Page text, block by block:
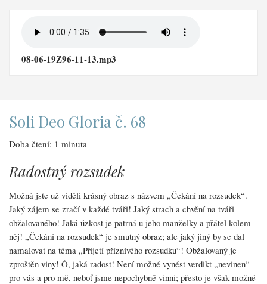
08-06-19Z96-11-13.mp3
Soli Deo Gloria č. 68
Doba čtení: 1 minuta
Radostný rozsudek
Možná jste už viděli krásný obraz s názvem „Čekání na rozsudek“.
Jaký zájem se zračí v každé tváři! Jaký strach a chvění na tváři
obžalovaného! Jaká úzkost je patrná u jeho manželky a přátel kolem
něj! „Čekání na rozsudek“ je smutný obraz; ale jaký jiný by se dal
namalovat na téma „Přijetí příznivého rozsudku“! Obžalovaný je
zproštěn viny! Ó, jaká radost! Není možné vynést verdikt „nevinen“
pro vás a pro mě, neboť jsme nepochybně vinni; přesto je však možné